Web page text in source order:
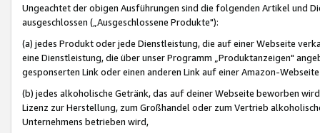
Ungeachtet der obigen Ausführungen sind die folgenden Artikel und
ausgeschlossen („Ausgeschlossene Produkte"):
(a) jedes Produkt oder jede Dienstleistung, die auf einer Webseite
eine Dienstleistung, die über unser Programm „Produktanzeigen"
gesponserten Link oder einen anderen Link auf einer Amazon-
(b) jedes alkoholische Getränk, das auf deiner Webseite beworben
Lizenz zur Herstellung, zum Großhandel oder zum Vertrieb
Unternehmens betrieben wird,